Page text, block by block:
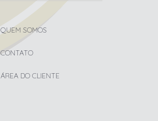
QUEM SOMOS
CONTATO
ÁREA DO CLIENTE